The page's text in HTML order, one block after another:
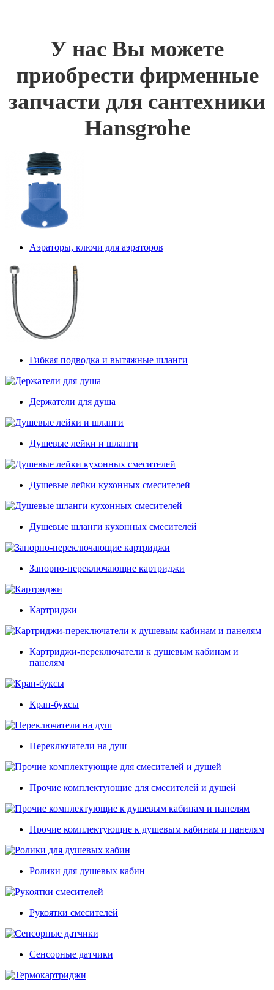
У нас Вы можете
приобрести фирменные
запчасти для сантехники
Hansgrohe
Аэраторы, ключи для аэраторов
Гибкая подводка и вытяжные шланги
Держатели для душа
Душевые лейки и шланги
Душевые лейки кухонных смесителей
Душевые шланги кухонных смесителей
Запорно-переключающие картриджи
Картриджи
Картриджи-переключатели к душевым кабинам и
панелям
Кран-буксы
Переключатели на душ
Прочие комплектующие для смесителей и душей
Прочие комплектующие к душевым кабинам и панелям
Ролики для душевых кабин
Рукоятки смесителей
Сенсорные датчики